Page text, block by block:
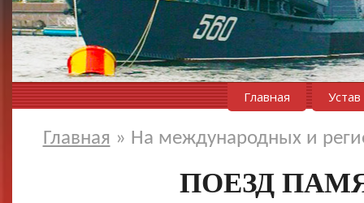
Главная Устав
Главная » На международных и
ПОЕЗД